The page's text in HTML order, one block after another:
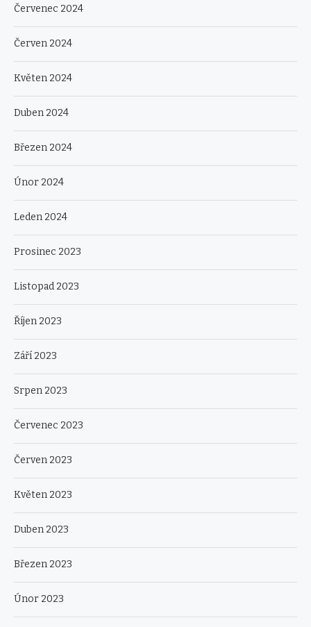
Červenec 2024
Červen 2024
Květen 2024
Duben 2024
Březen 2024
Únor 2024
Leden 2024
Prosinec 2023
Listopad 2023
Říjen 2023
Září 2023
Srpen 2023
Červenec 2023
Červen 2023
Květen 2023
Duben 2023
Březen 2023
Únor 2023